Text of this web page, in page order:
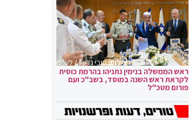
צילום:קובי גדעון / לע"מ
ראש הממשלה בנימין נתניהו בהרמת כוסית
לקראת ראש השנה במוסד, בשב"כ ועם
פורום מטכ"ל